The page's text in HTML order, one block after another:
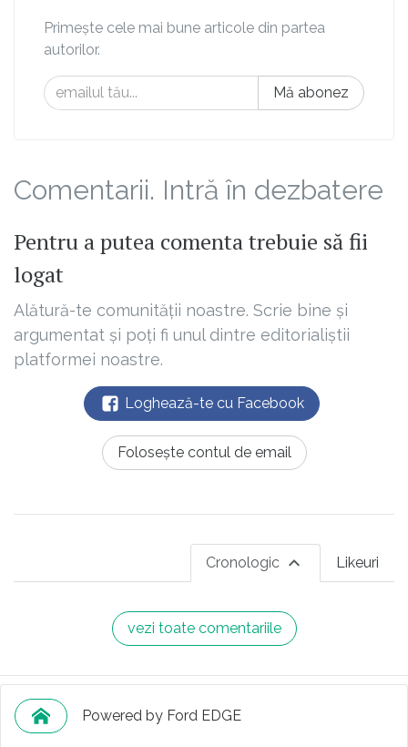
Primește cele mai bune articole din partea
autorilor.
Mă abonez
Comentarii. Intră în dezbatere
Pentru a putea comenta trebuie să fii
logat
Alătură-te comunității noastre. Scrie bine și
argumentat și poți fi unul dintre editorialiștii
platformei noastre.
Loghează-te cu Facebook
Folosește contul de email
Likeuri
Cronologic
vezi toate comentariile
Subiecte din acest articol
Powered by Ford EDGE